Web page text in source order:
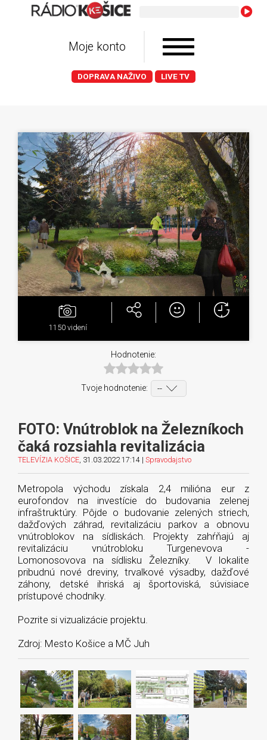
Noah
Moje konto
DOPRAVA NAŽIVO LIVE TV
1150 videní
Hodnotenie:
Tvoje hodnotenie:
FOTO: Vnútroblok na Železníkoch
čaká rozsiahla revitalizácia
TELEVÍZIA KOŠICE , 31.03.2022 17:14 | Spravodajstvo
Metropola východu získala 2,4 milióna eur z
eurofondov na investície do budovania zelenej
infraštruktúry. Pôjde o budovanie zelených striech,
dažďových záhrad, revitalizáciu parkov a obnovu
vnútroblokov na sídliskách. Projekty zahŕňajú aj
revitalizáciu vnútrobloku Turgenevova -
Lomonosovova na sídlisku Železníky. V lokalite
pribudnú nové dreviny, trvalkové výsadby, dažďové
záhony, detské ihriská aj športoviská, súvisiace
prístupové chodníky.
Pozrite si vizualizácie projektu.
Zdroj: Mesto Košice a MČ Juh